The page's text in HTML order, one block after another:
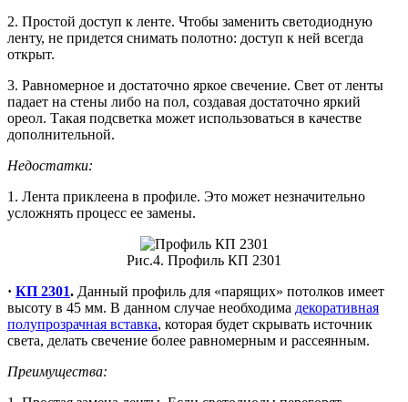
2. Простой доступ к ленте. Чтобы заменить светодиодную
ленту, не придется снимать полотно: доступ к ней всегда
открыт.
3. Равномерное и достаточно яркое свечение. Свет от ленты
падает на стены либо на пол, создавая достаточно яркий
ореол. Такая подсветка может использоваться в качестве
дополнительной.
Недостатки:
1. Лента приклеена в профиле. Это может незначительно
усложнять процесс ее замены.
Рис.4. Профиль КП 2301
· КП 2301. Данный профиль для «парящих» потолков имеет
высоту в 45 мм. В данном случае необходима декоративная
полупрозрачная вставка, которая будет скрывать источник
света, делать свечение более равномерным и рассеянным.
Преимущества: